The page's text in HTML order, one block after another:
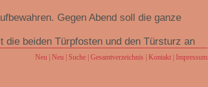
Gegen Abend soll die ganze
beiden Türpfosten und den Türsturz an
Über dem Feuer gebraten und zusammen
Neu | Neu | Suche | Gesamtverzeichnis | Kontakt | Impressum